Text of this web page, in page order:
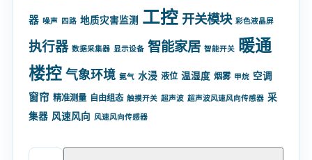
器 噪声 四路 地质灾害监测 工控 开关模块 彩色液晶屏
执行器 数据采集器 显示设备 智能家居 智能开关 暖通
楼控 气象环境 氨气 水浸 液位 温湿度 烟雾 甲烷 空调
窗帘 精准测量 自由组态 触摸开关 超声波 超声波风速风向传感器 采
集器 风速风向 风速风向传感器